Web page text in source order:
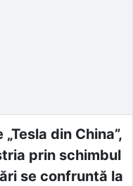
din China”,
prin schimbul
se confruntă la